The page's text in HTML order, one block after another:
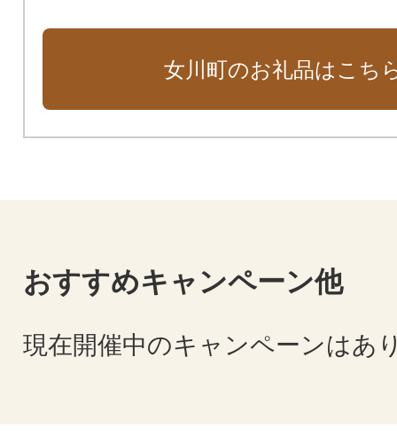
女川町のお礼品はこち
おすすめキャンペーン他
現在開催中のキャンペーンはあ